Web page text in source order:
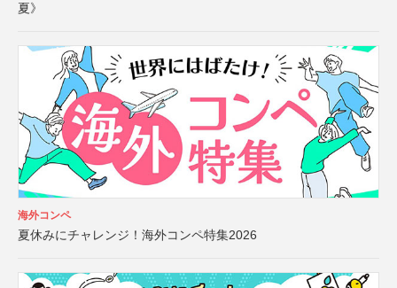
夏》
海外コンペ
夏休みにチャレンジ！海外コンペ特集2026